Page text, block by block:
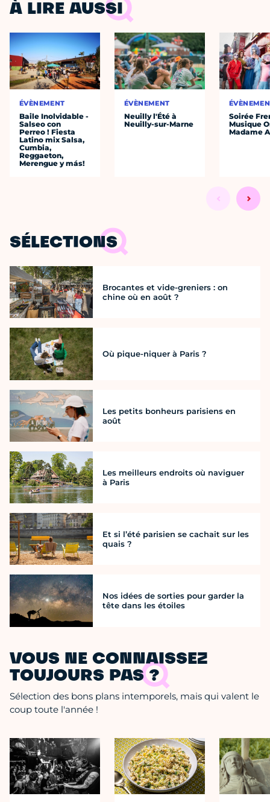
À LIRE AUSSI
ÉVÈNEMENT
Baile Inolvidable -
Salseo con
Perreo ! Fiesta
Latino mix Salsa,
Cumbia,
Reggaeton,
Merengue y más!
ÉVÈNEMENT
Neuilly l'Été à
Neuilly-sur-Marne
Soirée
Musique
Madame
SÉLECTIONS
Brocantes et vide-greniers : on
chine où en août ?
Où pique-niquer à Paris ?
Les petits bonheurs parisiens en
août
Les meilleurs endroits où naviguer
à Paris
Et si l’été parisien se cachait sur les
quais ?
Nos idées de sorties pour garder la
tête dans les étoiles
VOUS NE CONNAISSEZ
TOUJOURS PAS ?
Sélection des bons plans intemporels, mais qui valent le
coup toute l'année !